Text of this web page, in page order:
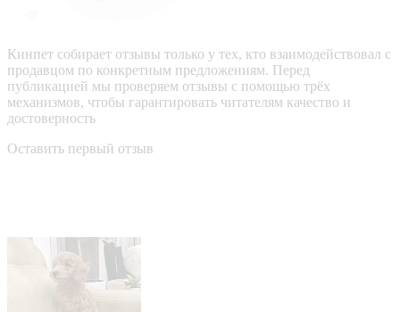
Кинпет собирает отзывы только у тех, кто взаимодействовал с
продавцом по конкретным предложениям. Перед
публикацией мы проверяем отзывы с помощью трёх
механизмов, чтобы гарантировать читателям качество и
достоверность
Оставить первый отзыв